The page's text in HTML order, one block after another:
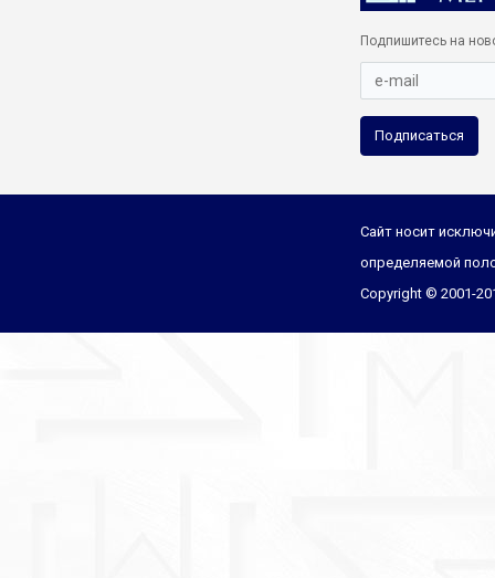
Подпишитесь на
Подписаться
Сайт носит
определяемой
Copyright © 2001-